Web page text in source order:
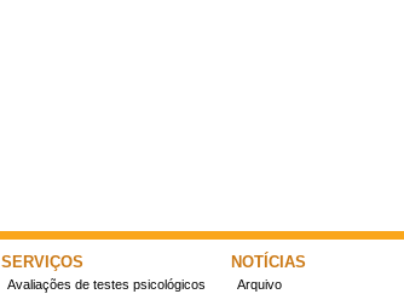
SERVIÇOS
Avaliações de testes psicológicos
NOTÍCIAS
Arquivo